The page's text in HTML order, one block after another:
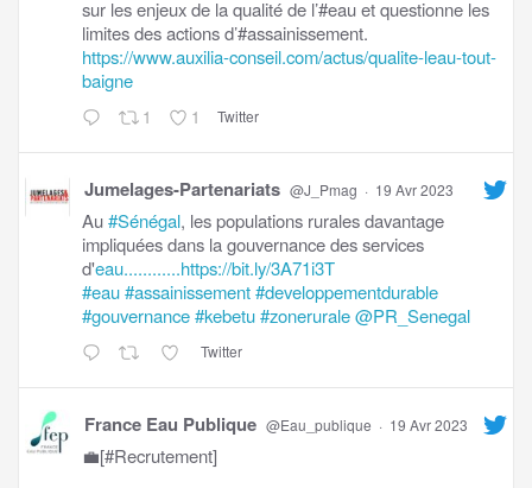
sur les enjeux de la qualité de l’#eau et questionne les
limites des actions d’#assainissement.
https://www.auxilia-conseil.com/actus/qualite-leau-tout-
baigne
1 1 Twitter
Jumelages-Partenariats @J_Pmag · 19 Avr 2023
Au#Sénégal, les populations rurales davantage
impliquées dans la gouvernance des services
d'eau............https://bit.ly/3A71i3T
#eau#assainissement#developpementdurable
#gouvernance#kebetu#zonerurale@PR_Senegal
Twitter
France Eau Publique @Eau_publique · 19 Avr 2023
💼[#Recrutement]